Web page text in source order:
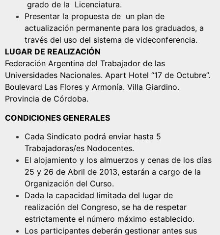
grado de la Licenciatura.
Presentar la propuesta de un plan de
actualización permanente para los graduados, a
través del uso del sistema de videconferencia.
LUGAR DE REALIZACIÓN
Federación Argentina del Trabajador de las
Universidades Nacionales. Apart Hotel “17 de Octubre”.
Boulevard Las Flores y Armonía. Villa Giardino.
Provincia de Córdoba.
CONDICIONES GENERALES
Cada Sindicato podrá enviar hasta 5
Trabajadoras/es Nodocentes.
El alojamiento y los almuerzos y cenas de los días
25 y 26 de Abril de 2013, estarán a cargo de la
Organización del Curso.
Dada la capacidad limitada del lugar de
realización del Congreso, se ha de respetar
estrictamente el número máximo establecido.
Los participantes deberán gestionar antes sus